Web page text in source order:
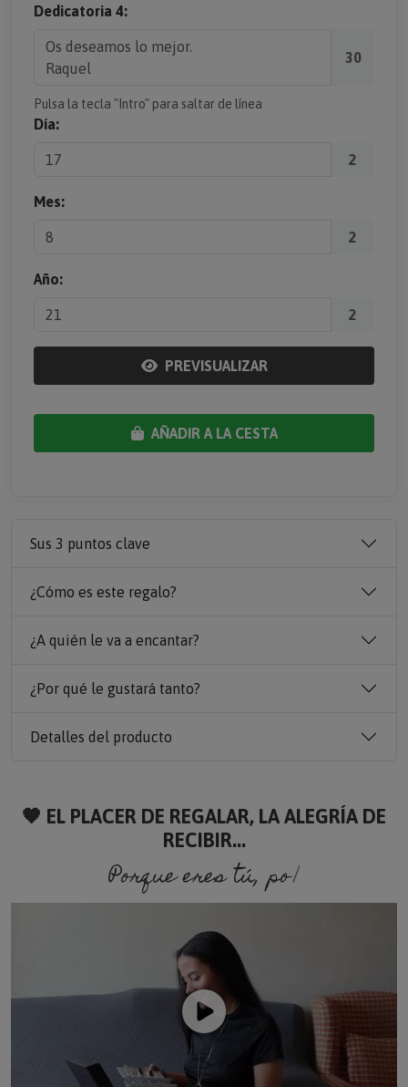
Dedicatoria 4:
30
Pulsa la tecla "Intro" para saltar de línea
Día:
2
Mes:
2
Año:
2
PREVISUALIZAR
AÑADIR A LA CESTA
Sus 3 puntos clave
¿Cómo es este regalo?
¿A quién le va a encantar?
¿Por qué le gustará tanto?
Detalles del producto
🧡 EL PLACER DE REGALAR, LA ALEGRÍA DE
RECIBIR...
Porque eres tú, porque so